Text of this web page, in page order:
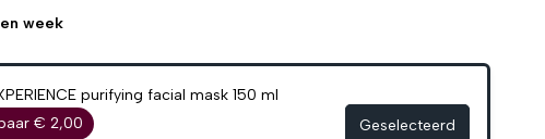
week
purifying facial mask 150 ml
€ 2,00 Geselecteerd